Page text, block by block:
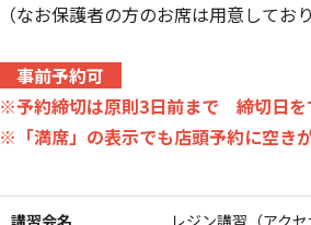
（なお保護者の方のお席は用意してお
事前予約可
※予約締切は原則3日前まで 締切日を
※「満席」の表示でも店頭予約に空き
講習会名 レジン講習（アクセ